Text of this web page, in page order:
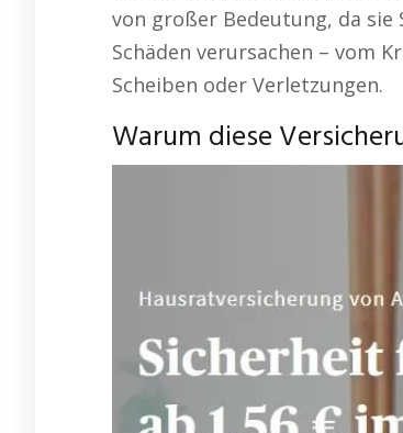
von großer Bedeutung, da
Schäden verursachen – vom
Scheiben oder Verletzungen.
Warum diese